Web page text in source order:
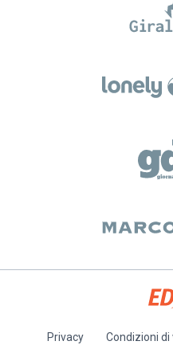
Privacy Condizioni di